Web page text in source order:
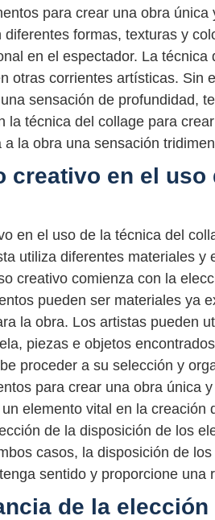
para crear una obra
diferentes formas, texturas y
en el espectador. La
otras corrientes artísticas. Sin
sensación de profundidad,
la técnica del collage para
a la obra una sensación
creativo en el uso
en el uso de la técnica del
utiliza diferentes materiales y
creativo comienza con la
pueden ser materiales ya
la obra. Los artistas pueden
piezas e objetos
proceder a su selección y
para crear una obra única
elemento vital en la
de la disposición de los
casos, la disposición de
sentido y proporcione una
de la